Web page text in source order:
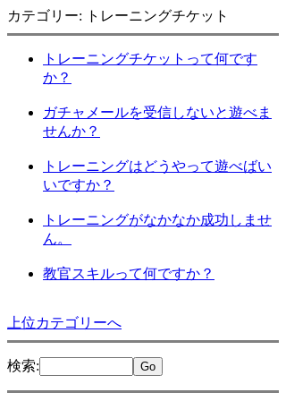
カテゴリー: トレーニングチケット
トレーニングチケットって何です
か？
ガチャメールを受信しないと遊べま
せんか？
トレーニングはどうやって遊べばい
いですか？
トレーニングがなかなか成功しませ
ん。
教官スキルって何ですか？
上位カテゴリーへ
検索: